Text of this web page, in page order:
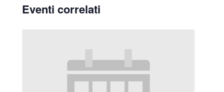
Eventi correlati